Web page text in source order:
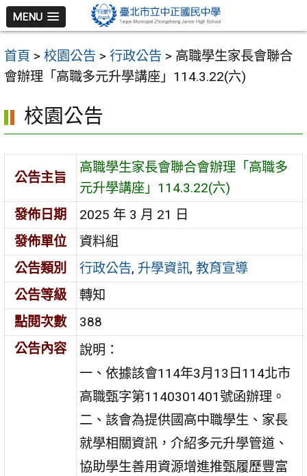
跳
至
主
要
容
區
MENU
首頁 > 校園公告 > 行政公告 > 高職學生家長會聯合
會辦理「高職多元升學講座」114.3.22(六)
校園公告
公告主旨
高職學生家長會聯合會辦理「高職多
元升學講座」114.3.22(六)
發佈日期
2025 年 3 月 21 日
發佈單位
資料組
公告類別
行政公告, 升學資訊,教育宣導
公告等級
轉知
點閱次數
388
公告內容
說明：
一、依據該會114年3月13日114北市
高職甄字第1140301401號函辦理。
二、該會為提供國高中職學生、家長
就學相關資訊，介紹多元升學管道、
協助學生善用資源增進推甄履歷豐富